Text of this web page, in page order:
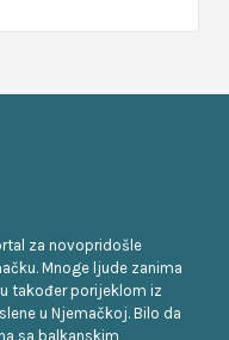
za novopridošle
Mnoge ljude zanima
također porijeklom iz
u Njemačkoj. Bilo da
sa balkanskim